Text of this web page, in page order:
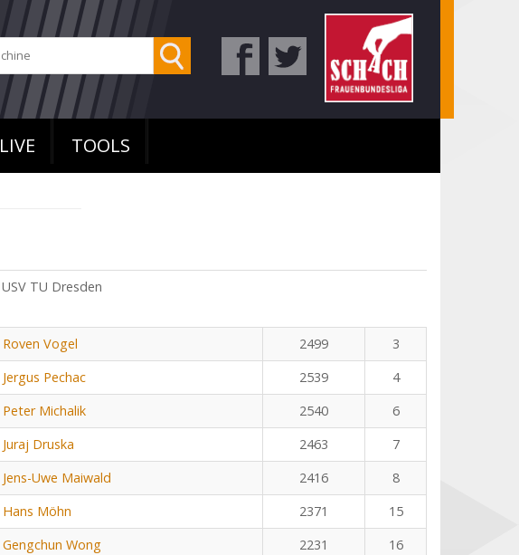
LIVE TOOLS
USV TU Dresden
Roven Vogel 2499
3
Jergus Pechac 2539
4
Peter Michalik 2540
6
Juraj Druska 2463
7
Jens-Uwe Maiwald 2416
8
Hans Möhn 2371
15
Gengchun Wong 2231
16